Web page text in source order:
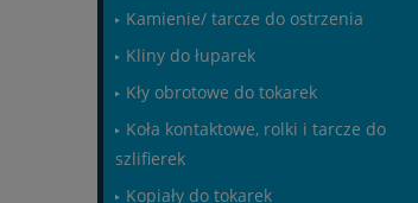
Kamienie/ tarcze do ostrzenia
Kliny do łuparek
Kły obrotowe do tokarek
Koła kontaktowe, rolki i tarcze do
szlifierek
Kopiały do tokarek